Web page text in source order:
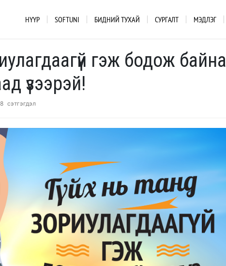
НҮҮР SOFTUNI БИДНИЙ ТУХАЙ СУРГАЛТ МЭДЛЭГ
гэж бодож байна
үзээрэй!
8 сэтгэгдэл